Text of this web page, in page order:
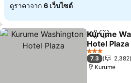
ดูราคาจาก 6 เว็บไซต์
แชร์ เพิ่มในร
Kurume
Hotel Plaza
ดูราคา
3 ดาว
7.3
2,382
Kurume